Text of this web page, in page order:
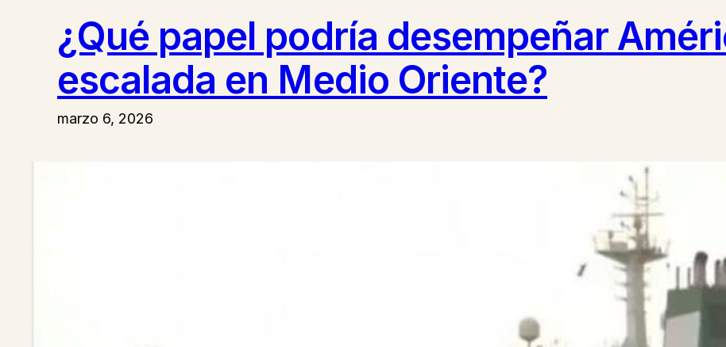
¿Qué papel podría desempeñar
escalada en Medio Oriente?
marzo 6, 2026